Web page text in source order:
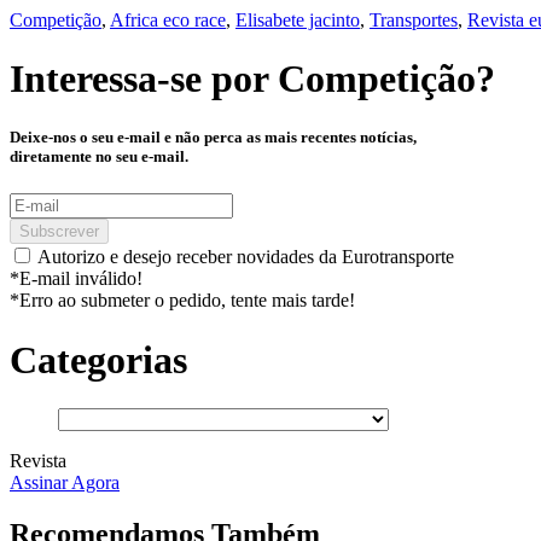
Competição, Africa eco race, Elisabete jacinto, Transportes, Revista
Interessa-se por Competição?
Deixe-nos o seu e-mail e não perca as mais recentes notícias,
diretamente no seu e-mail.
Subscrever
Autorizo e desejo receber novidades da Eurotransporte
*E-mail inválido!
*Erro ao submeter o pedido, tente mais tarde!
Categorias
Revista
Assinar Agora
Recomendamos Também